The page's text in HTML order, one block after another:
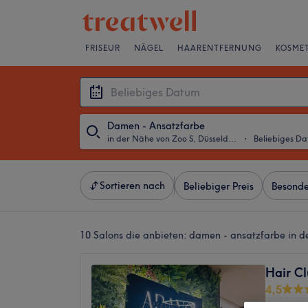
FRISEUR NÄGEL HAARENTFERNUNG
Damen - Ansatzfarbe
in der Nähe von Zoo S, Düsseldorf ・ Beliebiges
Sortieren nach Beliebiger Preis
10 Salons die anbieten: damen - ansatzfarbe in
Hair
4,5